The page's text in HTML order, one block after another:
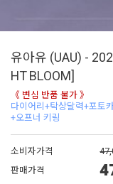
유아유 (UAU) -
HT BLOOM]
《 변심 반품 불가 》
다이어리+탁상달력+포토
+오프너 키링
소비자가격
판매가격